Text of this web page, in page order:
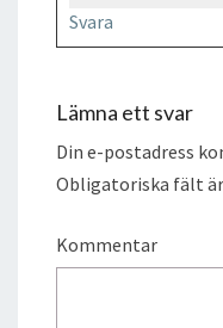
Svara
Lämna ett svar
Din e-postadress
Obligatoriska fält
Kommentar